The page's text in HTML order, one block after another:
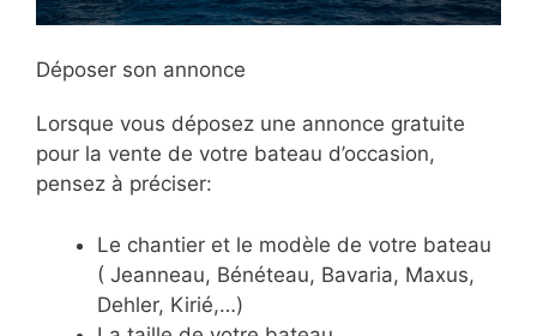
Déposer son annonce
Lorsque vous déposez une annonce gratuite
pour la vente de votre bateau d’occasion,
pensez à préciser:
Le chantier et le modèle de votre bateau
( Jeanneau, Bénéteau, Bavaria, Maxus,
Dehler, Kirié,…)